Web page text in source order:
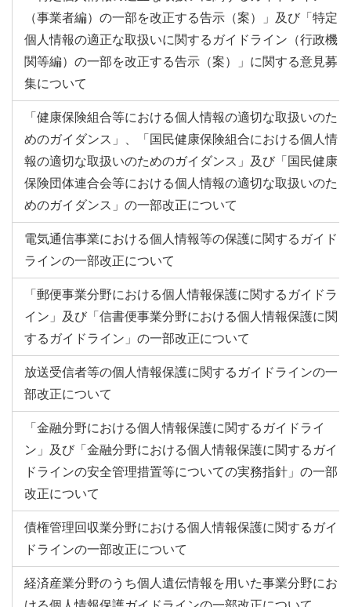
（事業者編）の一部を改正する告示（案）」及び「特定
個人情報の適正な取扱いに関するガイドライン（行政機
関等編）の一部を改正する告示（案）」に関する意見募
集について
「健康保険組合等における個人情報の適切な取扱いのた
めのガイダンス」、「国民健康保険組合における個人情
報の適切な取扱いのためのガイダンス」及び「国民健康
保険団体連合会等における個人情報の適切な取扱いのた
めのガイダンス」の一部改正について
電気通信事業における個人情報等の保護に関するガイド
ラインの一部改正について
「郵便事業分野における個人情報保護に関するガイドラ
イン」及び「信書便事業分野における個人情報保護に関
するガイドライン」の一部改正について
放送受信者等の個人情報保護に関するガイドラインの一
部改正について
「金融分野における個人情報保護に関するガイドライ
ン」及び「金融分野における個人情報保護に関するガイ
ドラインの安全管理措置等についての実務指針」の一部
改正について
債権管理回収業分野における個人情報保護に関するガイ
ドラインの一部改正について
経済産業分野のうち個人遺伝情報を用いた事業分野にお